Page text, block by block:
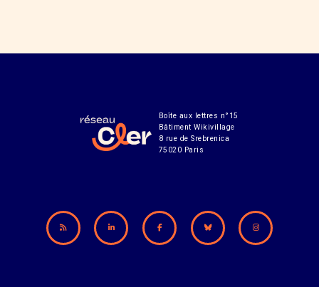
Boîte aux lettres n°15
Bâtiment Wikivillage
8 rue de Srebrenica
75020 Paris